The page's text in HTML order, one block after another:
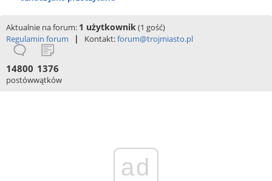
Aktualnie na forum: 1 użytkownik(1 gość)
Regulamin forum
| Kontakt:forum@trojmiasto.pl
14800
postów
1376
wątków
ad